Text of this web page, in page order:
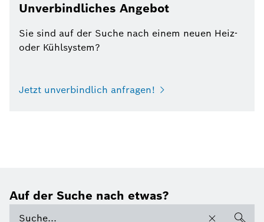
Unverbindliches Angebot
Sie sind auf der Suche nach einem neuen Heiz-
oder Kühlsystem?
Jetzt unverbindlich anfragen!
Auf der Suche nach etwas?